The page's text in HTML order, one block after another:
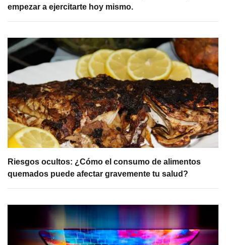
empezar a ejercitarte hoy mismo.
Riesgos ocultos: ¿Cómo el consumo de alimentos
quemados puede afectar gravemente tu salud?